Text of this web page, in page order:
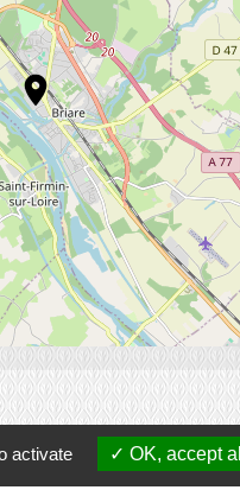
location_on
nous
activate OK, accept all